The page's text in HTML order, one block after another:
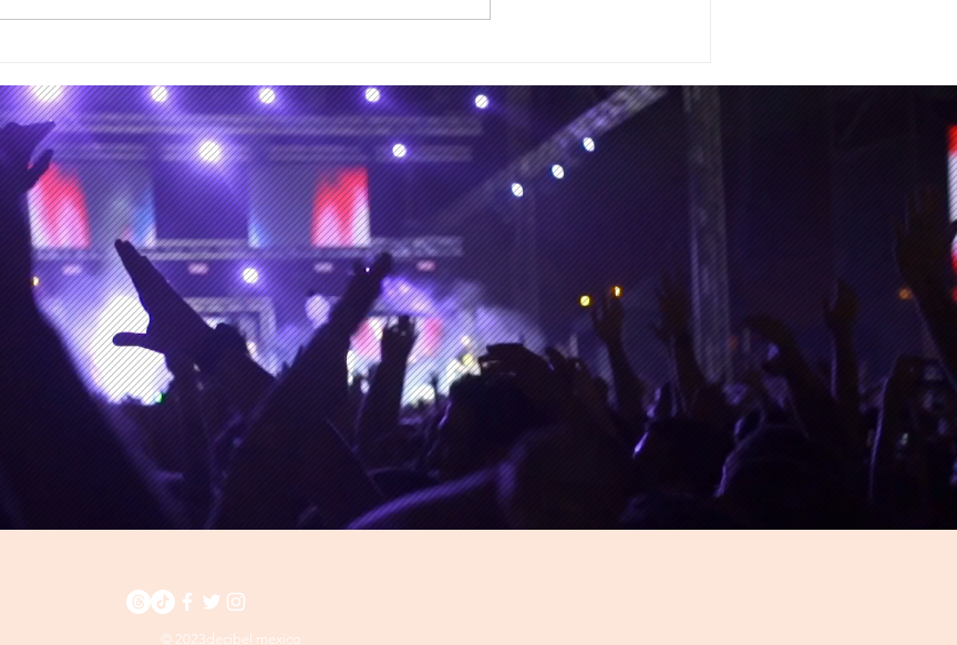
el día que el Festival
Wireless 2026 fue
cancelado después que el
Reino Unido prohibiera la
entrada a Kanye West y
perdieran a sus
patrocinadores
misión espacial yendo al
lado obscuro de la luna,
pero sí tal vez la que
mejores canciones ha
reproducido
© 2023decibel mexico